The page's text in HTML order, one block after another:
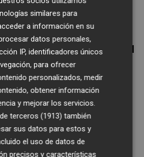
pasado 'Voro'
azulgrana en
un valioso empate ante el
un equipo de
estaba en ese tramo del
moral muy baja y
una gran cantidad de
'Voro' tiene la
mejorando su labor
urgencia este jueves ante
similares para
a información en su
datos personales,
IP, identificadores únicos
para ofrecer
personalizados, medir
obtener información
y mejorar los servicios.
terceros (1913) también
sus datos para estos y
el uso de datos de
precisos y características